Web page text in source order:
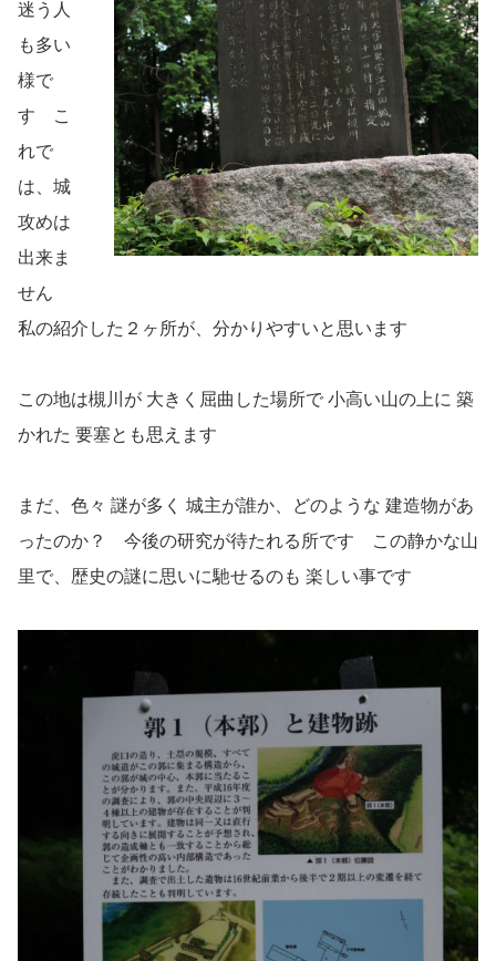
迷う人
も多い
様で
す こ
れで
は、城
攻めは
出来ま
せん
私の紹介した２ヶ所が、分かりやすいと思います
この地は槻川が 大きく屈曲した場所で 小高い山の上に 築
かれた 要塞とも思えます
まだ、色々 謎が多く 城主が誰か、どのような 建造物があ
ったのか？ 今後の研究が待たれる所です この静かな山
里で、歴史の謎に思いに馳せるのも 楽しい事です